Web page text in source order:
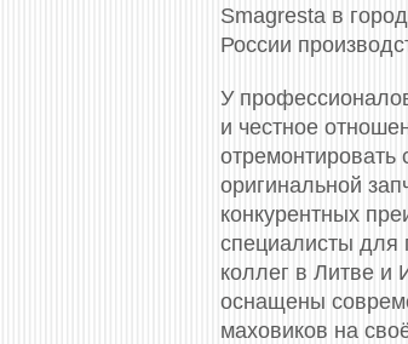
Smagresta в
России
У
и честное
отремонтировать
оригинальной
конкурентных
специалисты для
коллег в Литве и
оснащены
маховиков на